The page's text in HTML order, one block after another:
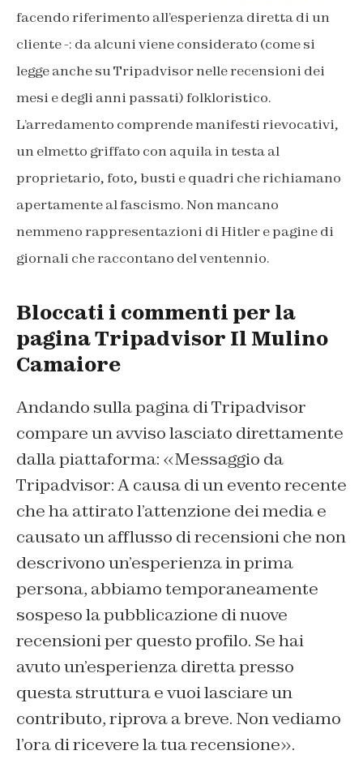
facendo riferimento all’esperienza diretta di un
cliente -: da alcuni viene considerato (come si
legge anche su Tripadvisor nelle recensioni dei
mesi e degli anni passati) folkloristico.
L’arredamento comprende manifesti rievocativi,
un elmetto griffato con aquila in testa al
proprietario, foto, busti e quadri che richiamano
apertamente al fascismo. Non mancano
nemmeno rappresentazioni di Hitler e pagine di
giornali che raccontano del ventennio.
Bloccati i commenti per la
pagina Tripadvisor Il Mulino
Camaiore
Andando sulla pagina di Tripadvisor
compare un avviso lasciato direttamente
dalla piattaforma: «Messaggio da
Tripadvisor: A causa di un evento recente
che ha attirato l’attenzione dei media e
causato un afflusso di recensioni che non
descrivono un’esperienza in prima
persona, abbiamo temporaneamente
sospeso la pubblicazione di nuove
recensioni per questo profilo. Se hai
avuto un’esperienza diretta presso
questa struttura e vuoi lasciare un
contributo, riprova a breve. Non vediamo
l’ora di ricevere la tua recensione».